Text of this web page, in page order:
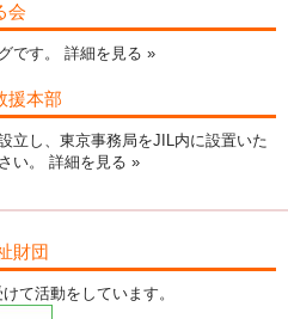
会
です。 詳細を見る »
援本部
立し、東京事務局をJIL内に設置いた
い。 詳細を見る »
財団
て活動をしています。